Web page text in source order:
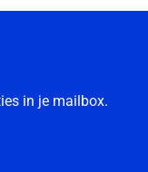
in je mailbox.